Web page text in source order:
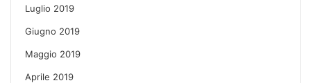
Luglio 2019
Giugno 2019
Maggio 2019
Aprile 2019